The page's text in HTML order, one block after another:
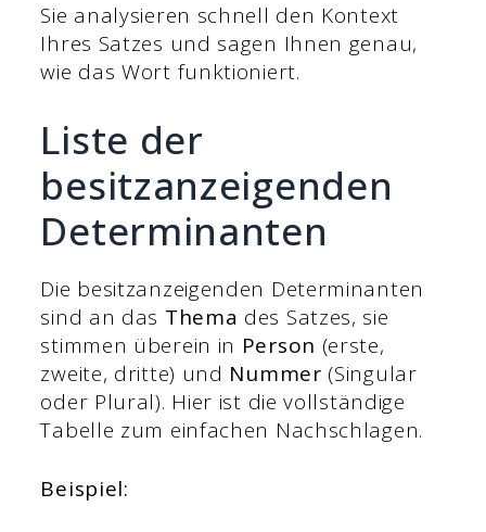
Sie analysieren schnell den Kontext
Ihres Satzes und sagen Ihnen genau,
wie das Wort funktioniert.
Liste der
besitzanzeigenden
Determinanten
Die besitzanzeigenden Determinanten
sind an das Thema des Satzes, sie
stimmen überein in Person (erste,
zweite, dritte) und Nummer (Singular
oder Plural). Hier ist die vollständige
Tabelle zum einfachen Nachschlagen.
Beispiel: